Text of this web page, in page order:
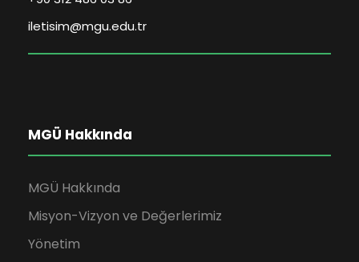
iletisim@mgu.edu.tr
MGÜ Hakkında
MGÜ Hakkında
Misyon-Vizyon ve Değerlerimiz
Yönetim